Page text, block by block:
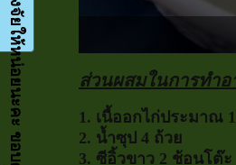
ส่วนผสมในการทำอ
1. เนื้ออกไก่ประมาณ
2. น้ำซุป 4 ถ้วย
3. ซีอิ้วขาว 2 ช้อนโต๊ะ